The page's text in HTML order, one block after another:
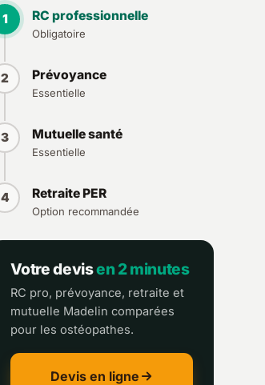
1 RC professionnelle
Obligatoire
2 Prévoyance
Essentielle
3 Mutuelle santé
Essentielle
4 Retraite PER
Option recommandée
Votre devisen 2 minutes
RC pro, prévoyance, retraite et
mutuelle Madelin comparées
pour les ostéopathes.
Devis en ligne